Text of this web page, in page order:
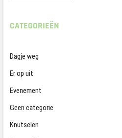
CATEGORIEËN
Dagje weg
Er op uit
Evenement
Geen categorie
Knutselen